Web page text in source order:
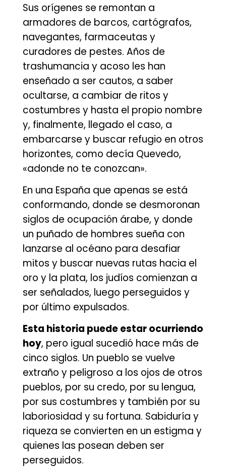
Sus orígenes se remontan a
armadores de barcos, cartógrafos,
navegantes, farmaceutas y
curadores de pestes. Años de
trashumancia y acoso les han
enseñado a ser cautos, a saber
ocultarse, a cambiar de ritos y
costumbres y hasta el propio nombre
y, finalmente, llegado el caso, a
embarcarse y buscar refugio en otros
horizontes, como decía Quevedo,
«adonde no te conozcan».
En una España que apenas se está
conformando, donde se desmoronan
siglos de ocupación árabe, y donde
un puñado de hombres sueña con
lanzarse al océano para desafiar
mitos y buscar nuevas rutas hacia el
oro y la plata, los judíos comienzan a
ser señalados, luego perseguidos y
por último expulsados.
Esta historia puede estar ocurriendo
hoy, pero igual sucedió hace más de
cinco siglos. Un pueblo se vuelve
extraño y peligroso a los ojos de otros
pueblos, por su credo, por su lengua,
por sus costumbres y también por su
laboriosidad y su fortuna. Sabiduría y
riqueza se convierten en un estigma y
quienes las posean deben ser
perseguidos.